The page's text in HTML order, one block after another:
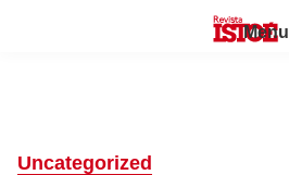
Menu
Uncategorized